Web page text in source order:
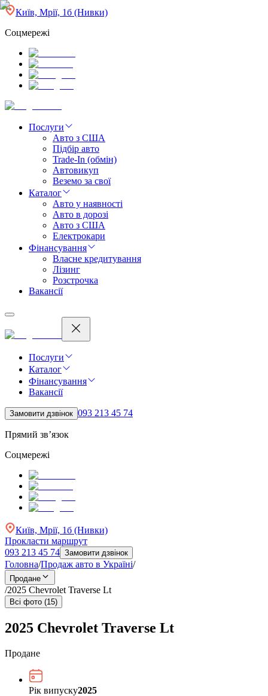
Київ, Мрії, 1б (Нивки)
Соцмережі
Послуги
Авто з США
Підбір авто
Trade-In (обмін)
Автовикуп
Веземо за свої
Каталог
Авто у наявності
Авто в дорозі
Авто з США
Електрокари
Фінансування
Власне кредитування
Лізинг
Розстрочка
Вакансії
Послуги
Каталог
Фінансування
Вакансії
Замовити дзвінок 093 213 45 74
Прямий зв’язок
Соцмережі
Київ, Мрії, 1б (Нивки)
Прокласти маршрут
093 213 45 74 Замовити дзвінок
Головна/Продаж авто в Україні/
Продане
/2025 Chevrolet Traverse Lt
Всі фото (15)
2025 Chevrolet Traverse Lt
Продане
Рік випуску2025